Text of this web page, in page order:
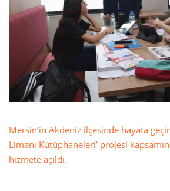
Mersin’in Akdeniz ilçesinde hayata
Limanı Kütüphaneleri’ projesi
hizmete açıldı.